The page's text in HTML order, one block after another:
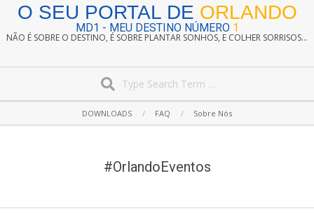
O SEU PORTAL DE ORLANDO
MD1 - MEU DESTINO NÚMERO 1
NÃO É SOBRE O DESTINO, É SOBRE PLANTAR SONHOS, E COLHER SORRISOS...
Navigation
DOWNLOADS FAQ Sobre Nós
#OrlandoEventos